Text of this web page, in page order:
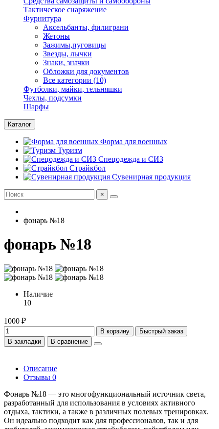
Тактическое снаряжение
Фурнитура
Аксельбанты, филиграни
Жетоны
Зажимы,пуговицы
Звезды, лычки
Знаки, значки
Обложки для документов
Все категории (10)
Футболки, майки, тельняшки
Чехлы, подсумки
Шарфы
Каталог
Форма для военных
Туризм
Спецодежда и СИЗ
Страйкбол
Сувенирная продукция
×
фонарь №18
фонарь №18
Наличие
10
1000 ₽
В корзину
Быстрый заказ
В закладки
В сравнение
Описание
Отзывы 0
Фонарь №18 — это многофункциональный источник света,
разработанный для использования в условиях активного
отдыха, тактики, а также в различных полевых тренировках.
Он идеально подходит как для профессионалов, так и для